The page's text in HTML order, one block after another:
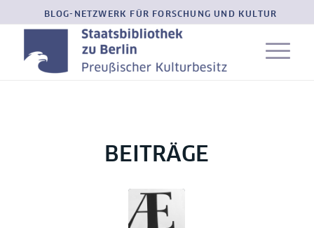
BLOG-NETZWERK FÜR FORSCHUNG UND KULTUR
BEITRÄGE